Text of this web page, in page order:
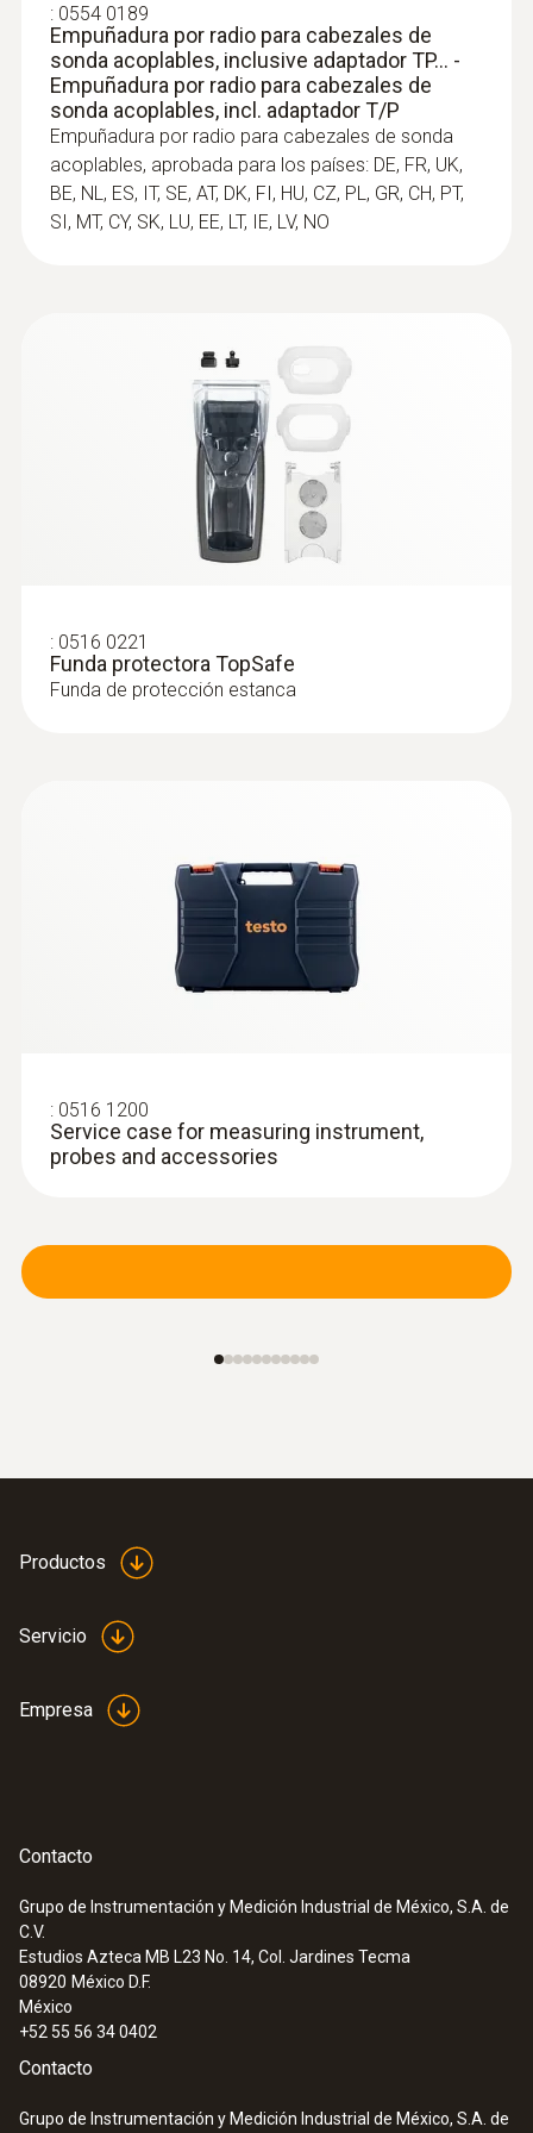
temperatura por radio. A una distancia de
hasta 20 metros en campo abierto, la
sonda de temperatura por radio envía los
valores medidos al instrumento de
medición
Punta de medición de inmersión
(conector TP tipo K) - Punta de
medición de inmersión, flexible
Punta de medición en forma de cable para le
medición rápida de las temperaturas
Punta de medición de inmersión
Punta de medición especialmente larga
estanca (TP tipo K)
Termopar tipo K
0602 0293
T/C probe head for
measurement (T/... - Empuñadura por
radio para cabezales de sonda
para medición de
aire/inmersión/penetración
Sondas de inmersión /
mediciones en alimentos
: 0554 0189
Empuñadura por radio para cabezales de
sonda acoplables, inclusive adaptador TP... -
Empuñadura por radio para cabezales de
sonda acoplables, incl. adaptador T/P
Empuñadura por radio para cabezales de sonda
acoplables, aprobada para los países: DE, FR, UK,
BE, NL, ES, IT, SE, AT, DK, FI, HU, CZ, PL, GR, CH, PT,
SI, MT, CY, SK, LU, EE, LT, IE, LV, NO
: 0516 0221
Funda protectora TopSafe
Funda de protección estanca
: 0516 1200
Service case for measuring instrument,
probes and accessories
Productos
Servicio
Empresa
Contacto
Grupo de Instrumentación y Medición Industrial de México, S.A. de
C.V.
Estudios Azteca MB L23 No. 14, Col. Jardines Tecma
08920 México D.F.
México
+52 55 56 34 0402
Contacto
Grupo de Instrumentación y Medición Industrial de México, S.A. de